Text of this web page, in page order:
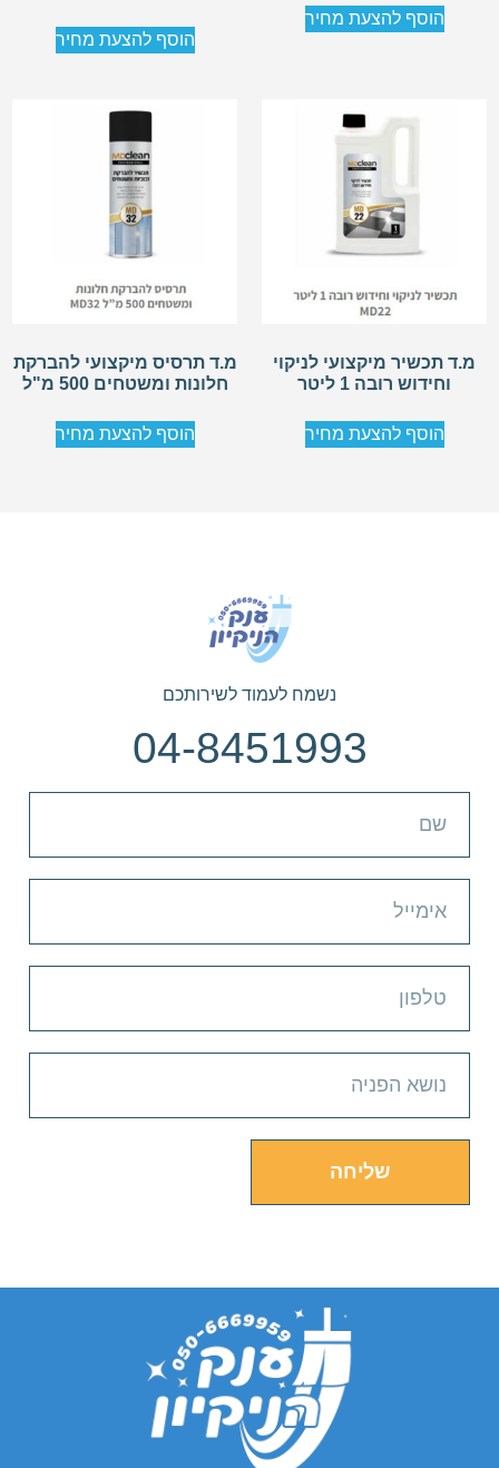
הוסף להצעת מחיר
הוסף להצעת מחיר
מ.ד תכשיר מיקצועי לניקוי
וחידוש רובה 1 ליטר
הוסף להצעת מחיר
מ.ד תרסיס מיקצועי להברקת
חלונות ומשטחים 500 מ"ל
הוסף להצעת מחיר
נשמח לעמוד לשירותכם
04-8451993
שליחה